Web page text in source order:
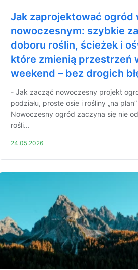
Jak zaprojektować ogród
nowoczesnym: szybkie
doboru roślin, ścieżek i
które zmienią przestrzeń
weekend – bez drogich
- Jak zacząć nowoczesny projekt
podziału, proste osie i rośliny „na
Nowoczesny ogród zaczyna się nie
rośli...
24.05.2026